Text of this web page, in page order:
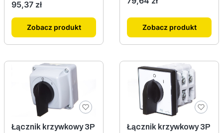
Cena
95,37 zł
Zobacz produkt Zobacz produkt
Łącznik krzywkowy 3P
Łącznik krzywkowy 3P